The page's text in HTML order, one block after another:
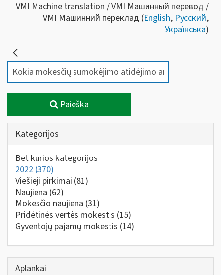
VMI Machine translation / VMI Машинный перевод /
VMI Машинний переклад (English, Русский,
Українська)
Paieška
Kategorijos
Bet kurios kategorijos
2022 (370)
Viešieji pirkimai (81)
Naujiena (62)
Mokesčio naujiena (31)
Pridėtinės vertės mokestis (15)
Gyventojų pajamų mokestis (14)
Aplankai